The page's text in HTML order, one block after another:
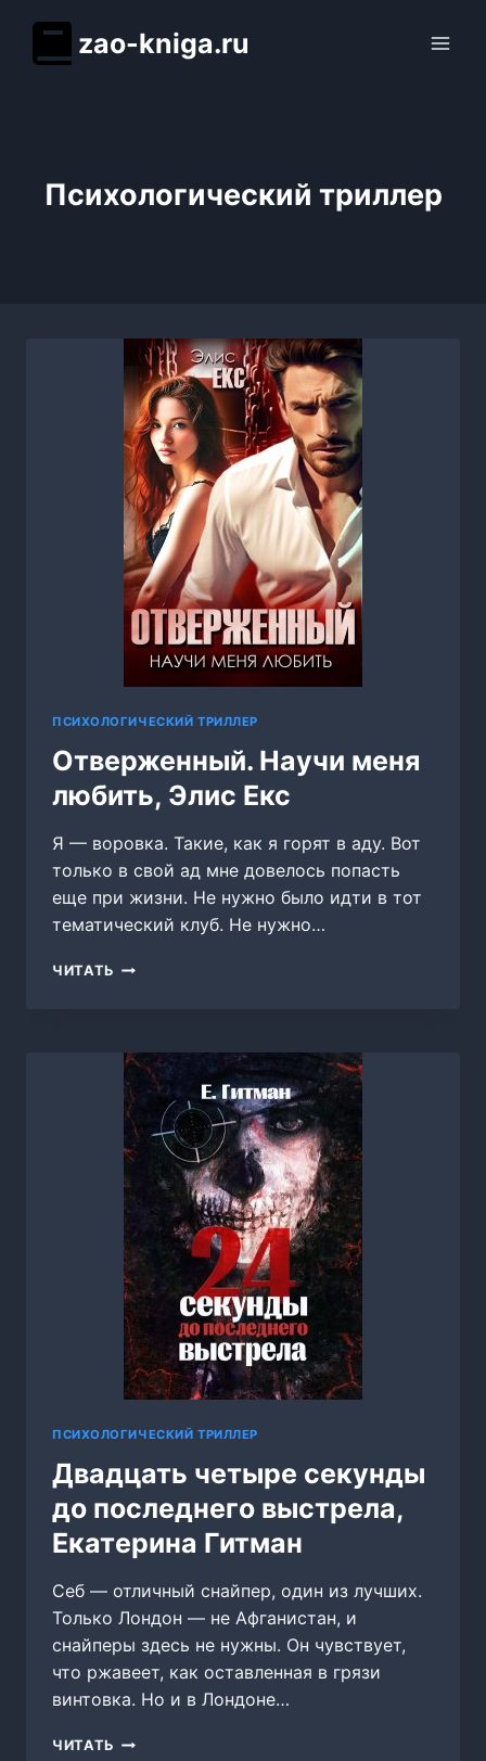
содержимому
zao-kniga.ru
Психологический триллер
ПСИХОЛОГИЧЕСКИЙ ТРИЛЛЕР
Отверженный. Научи меня
любить, Элис Екс
Я — воровка. Такие, как я горят в аду. Вот
только в свой ад мне довелось попасть
еще при жизни. Не нужно было идти в тот
тематический клуб. Не нужно…
ЧИТАТЬ ОТВЕРЖЕННЫЙ.
ЭЛИС
ЕКС
ПСИХОЛОГИЧЕСКИЙ ТРИЛЛЕР
Двадцать четыре секунды
до последнего выстрела,
Екатерина Гитман
Себ — отличный снайпер, один из лучших.
Только Лондон — не Афганистан, и
снайперы здесь не нужны. Он чувствует,
что ржавеет, как оставленная в грязи
винтовка. Но и в Лондоне…
ЧИТАТЬ ДВАДЦАТЬ